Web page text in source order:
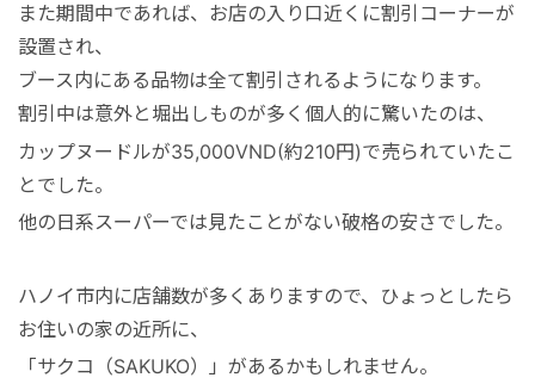
また期間中であれば、お店の入り口近くに割引コーナーが
設置され、
ブース内にある品物は全て割引されるようになります。
割引中は意外と堀出しものが多く個人的に驚いたのは、
カップヌードルが35,000VND(約210円)で売られていたこ
とでした。
他の日系スーパーでは見たことがない破格の安さでした。
ハノイ市内に店舗数が多くありますので、ひょっとしたら
お住いの家の近所に、
「サクコ（SAKUKO）」があるかもしれません。